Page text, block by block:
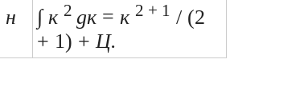
н
∫ к 2 дк= к 2 + 1 / (2
+ 1) + Ц.